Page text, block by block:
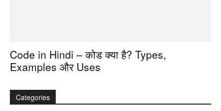
Code in Hindi – कोड क्या है? Types,
Examples और Uses
Categories